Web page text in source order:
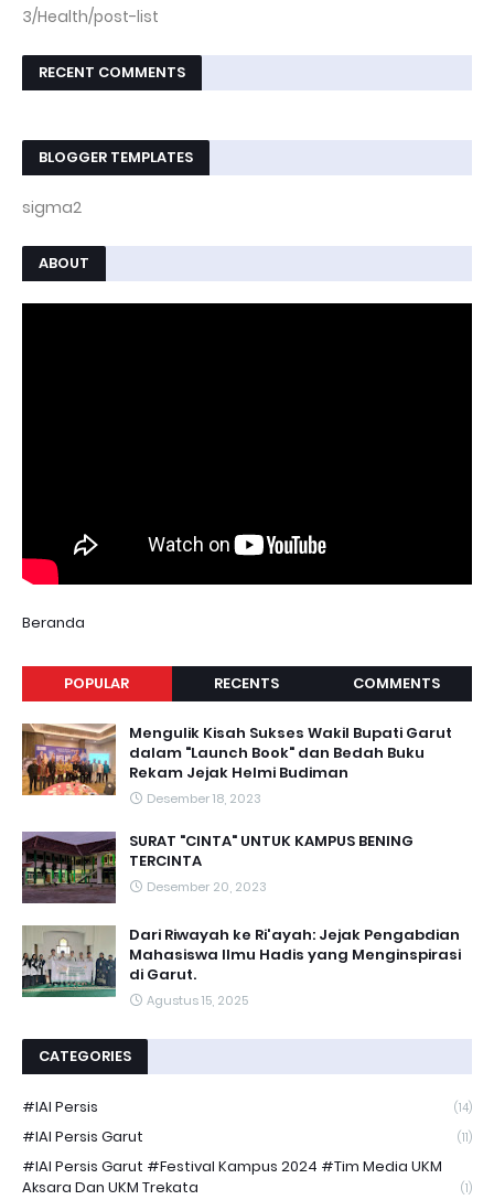
3/Health/post-list
RECENT COMMENTS
BLOGGER TEMPLATES
sigma2
ABOUT
Beranda
POPULAR RECENTS COMMENTS
Mengulik Kisah Sukses Wakil Bupati Garut
dalam "Launch Book" dan Bedah Buku
Rekam Jejak Helmi Budiman
Desember 18, 2023
SURAT "CINTA" UNTUK KAMPUS BENING
TERCINTA
Desember 20, 2023
Dari Riwayah ke Ri'ayah: Jejak Pengabdian
Mahasiswa Ilmu Hadis yang Menginspirasi
di Garut.
Agustus 15, 2025
CATEGORIES
#IAI Persis (14)
#IAI Persis Garut (11)
#IAI Persis Garut #Festival Kampus 2024 #Tim Media UKM
Aksara Dan UKM Trekata
(1)